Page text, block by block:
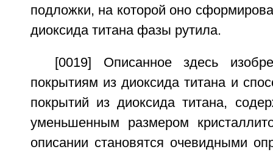
подложки, на которой оно
диоксида титана фазы рутила.
[0019] Описанное здесь
покрытиям из диоксида титана и
покрытий из диоксида титана,
уменьшенным размером
описании становятся очевидными